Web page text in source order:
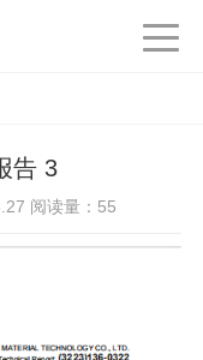
告 3
阅读量： 55